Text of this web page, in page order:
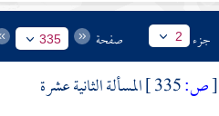
جزء 2 صفحة 335
[ص:
المسألة الثانية عشرة